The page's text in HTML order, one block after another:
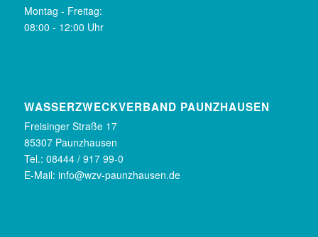
Montag - Freitag:
08:00 - 12:00 Uhr
WASSERZWECKVERBAND PAUNZHAUSEN
Freisinger Straße 17
85307 Paunzhausen
Tel.: 08444 / 917 99-0
E-Mail: info@wzv-paunzhausen.de